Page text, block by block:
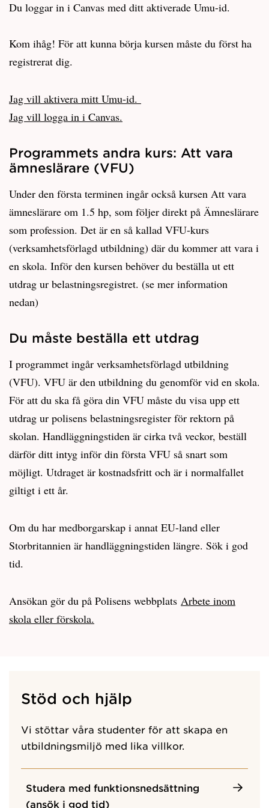
Du loggar in i Canvas med ditt aktiverade Umu-id.
Kom ihåg! För att kunna börja kursen måste du först ha
registrerat dig.
Jag vill aktivera mitt Umu-id.
Jag vill logga in i Canvas.
Programmets andra kurs: Att vara
ämneslärare (VFU)
Under den första terminen ingår också kursen Att vara
ämneslärare om 1.5 hp, som följer direkt på Ämneslärare
som profession. Det är en så kallad VFU-kurs
(verksamhetsförlagd utbildning) där du kommer att vara i
en skola. Inför den kursen behöver du beställa ut ett
utdrag ur belastningsregistret. (se mer information
nedan)
Du måste beställa ett utdrag
I programmet ingår verksamhetsförlagd utbildning
(VFU). VFU är den utbildning du genomför vid en skola.
För att du ska få göra din VFU måste du visa upp ett
utdrag ur polisens belastningsregister för rektorn på
skolan. Handläggningstiden är cirka två veckor, beställ
därför ditt intyg inför din första VFU så snart som
möjligt. Utdraget är kostnadsfritt och är i normalfallet
giltigt i ett år.
Om du har medborgarskap i annat EU-land eller
Storbritannien är handläggningstiden längre. Sök i god
tid.
Ansökan gör du på Polisens webbplats Arbete inom
skola eller förskola.
Stöd och hjälp
Vi stöttar våra studenter för att skapa en
utbildningsmiljö med lika villkor.
Studera med funktionsnedsättning
(ansök i god tid)